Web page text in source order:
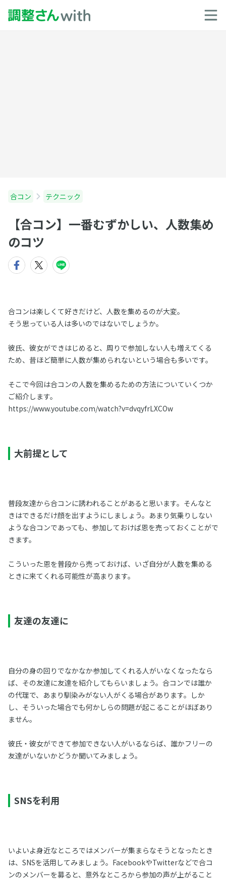
合コン テクニック
【合コン】一番むずかしい、人数集め
のコツ
合コンは楽しくて好きだけど、人数を集めるのが大変。
そう思っている人は多いのではないでしょうか。
彼氏、彼女ができはじめると、周りで参加しない人も増えてくる
ため、昔ほど簡単に人数が集められないという場合も多いです。
そこで今回は合コンの人数を集めるための方法についていくつか
ご紹介します。
https://www.youtube.com/watch?v=dvqyfrLXCOw
大前提として
普段友達から合コンに誘われることがあると思います。そんなと
きはできるだけ顔を出すようにしましょう。あまり気乗りしない
ような合コンであっても、参加しておけば恩を売っておくことがで
きます。
こういった恩を普段から売っておけば、いざ自分が人数を集める
ときに来てくれる可能性が高まります。
友達の友達に
自分の身の回りでなかなか参加してくれる人がいなくなったなら
ば、その友達に友達を紹介してもらいましょう。合コンでは誰か
の代理で、あまり馴染みがない人がくる場合があります。しか
し、そういった場合でも何かしらの問題が起こることがほぼあり
ません。
彼氏・彼女ができて参加できない人がいるならば、誰かフリーの
友達がいないかどうか聞いてみましょう。
SNSを利用
いよいよ身近なところではメンバーが集まらなそうとなったとき
は、SNSを活用してみましょう。FacebookやTwitterなどで合コ
ンのメンバーを募ると、意外なところから参加の声が上がること